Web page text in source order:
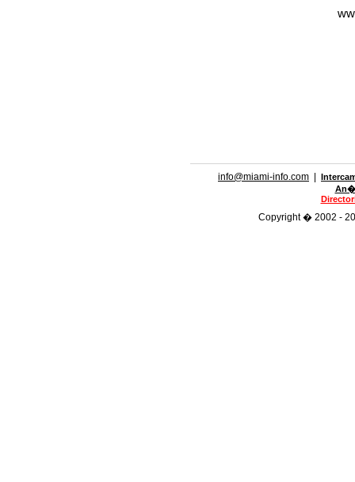
info@miami-info.com
Copyright � 2002 -